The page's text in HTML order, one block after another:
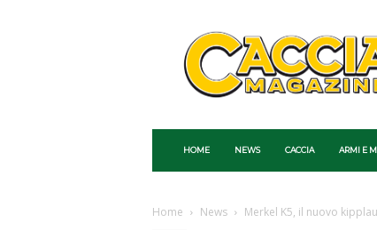
Caccia
Magazine
HOME NEWS CACCIA ARMI E
Home News Merkel K5, il nuovo